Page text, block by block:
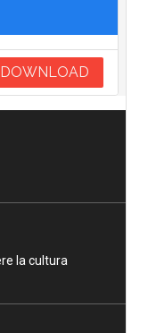
DOWNLOAD
la cultura